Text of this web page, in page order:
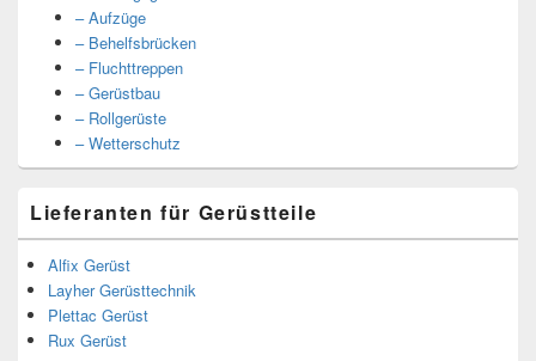
– Aufzüge
– Behelfsbrücken
– Fluchttreppen
– Gerüstbau
– Rollgerüste
– Wetterschutz
Lieferanten für Gerüstteile
Alfix Gerüst
Layher Gerüsttechnik
Plettac Gerüst
Rux Gerüst